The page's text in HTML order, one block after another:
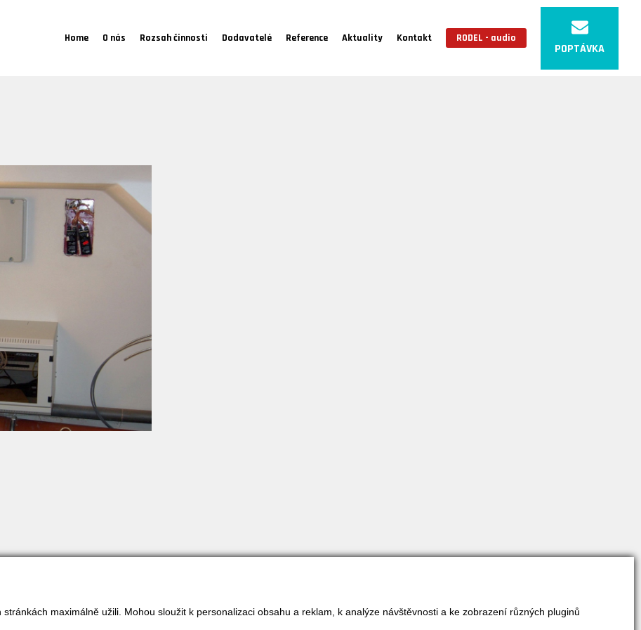
maximálně užili. Mohou sloužit k personalizaci obsahu a reklam, k analýze návštěvnosti a ke zobrazení různých pluginů
Home O nás Rozsah činnosti Dodavatelé Reference Aktuality Kontakt RODEL - audio
POPTÁVKA